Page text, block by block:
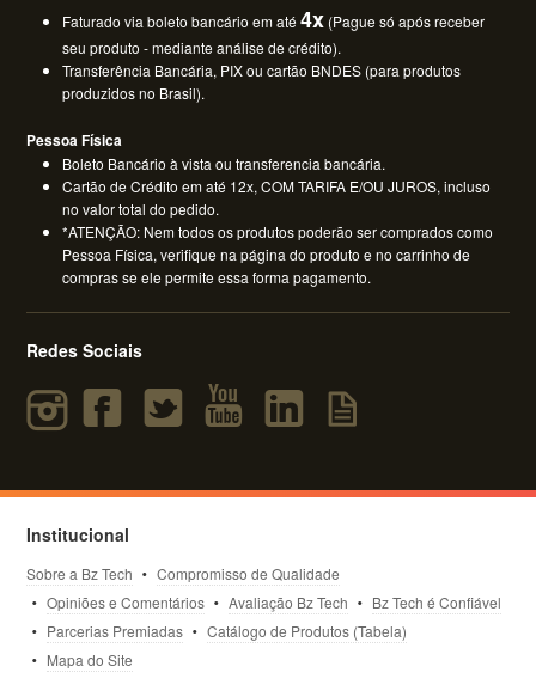
Faturado via boleto bancário em até4x (Pague só após receber
seu produto - mediante análise de crédito).
Transferência Bancária, PIX ou cartão BNDES (para produtos
produzidos no Brasil).
Pessoa Física
Boleto Bancário à vista ou transferencia bancária.
Cartão de Crédito em até 12x, COM TARIFA E/OU JUROS, incluso
no valor total do pedido.
*ATENÇÃO: Nem todos os produtos poderão ser comprados como
Pessoa Física, verifique na página do produto e no carrinho de
compras se ele permite essa forma pagamento.
Redes Sociais
Institucional
Sobre a Bz Tech
Compromisso de Qualidade
Opiniões e Comentários
Avaliação Bz Tech
Bz Tech é Confiável
Parcerias Premiadas
Catálogo de Produtos (Tabela)
Mapa do Site